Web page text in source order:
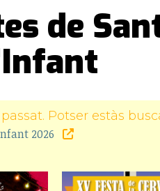
de
Potser estàs
2026